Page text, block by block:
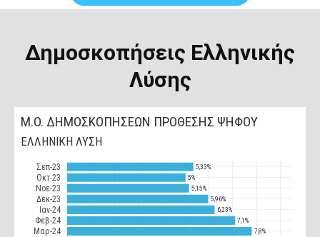
Δημοσκοπήσεις Ελληνικής
Λύσης